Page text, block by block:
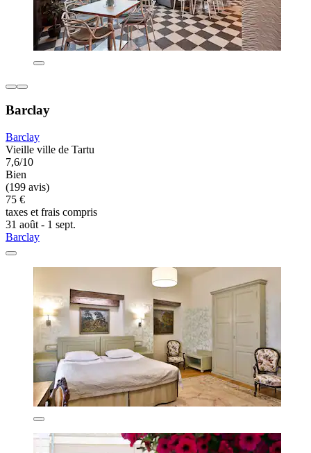
Barclay
Barclay
Vieille ville de Tartu
7,6/10
Bien
(199 avis)
75 €
taxes et frais compris
31 août - 1 sept.
Barclay